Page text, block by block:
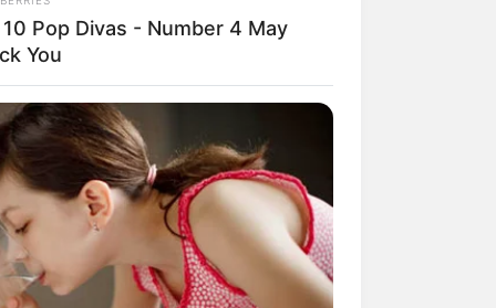
Banget! 10 Pose Lucu
yang Bikin Ketawa
Pop Divas - Number 4 May
You